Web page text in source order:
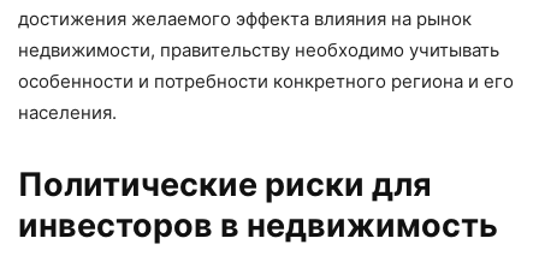
достижения желаемого эффекта влияния на рынок
недвижимости, правительству необходимо учитывать
особенности и потребности конкретного региона и его
населения.
Политические риски для
инвесторов в недвижимость